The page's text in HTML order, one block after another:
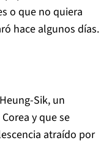
o que no quiera
hace algunos días.
Sik, un
y que se
atraído por